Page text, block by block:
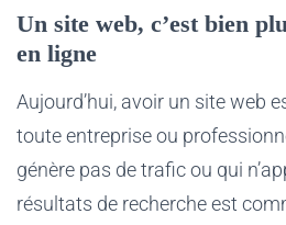
Un site web, c’est bien
en ligne
Aujourd’hui, avoir un site web
toute entreprise ou
génère pas de trafic ou qui
résultats de recherche est